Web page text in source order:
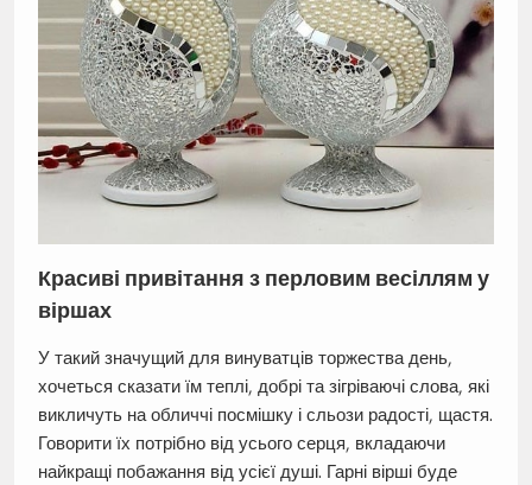
Красиві привітання з перловим весіллям у
віршах
У такий значущий для винуватців торжества день,
хочеться сказати їм теплі, добрі та зігріваючі слова, які
викличуть на обличчі посмішку і сльози радості, щастя.
Говорити їх потрібно від усього серця, вкладаючи
найкращі побажання від усієї душі. Гарні вірші буде